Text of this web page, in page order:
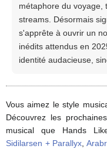
métaphore du voyage,
streams. Désormais
s'apprête à ouvrir un
inédits attendus en
identité audacieuse,
Vous aimez le style
Découvrez les
musical que Hands
Sidilarsen + Parallyx